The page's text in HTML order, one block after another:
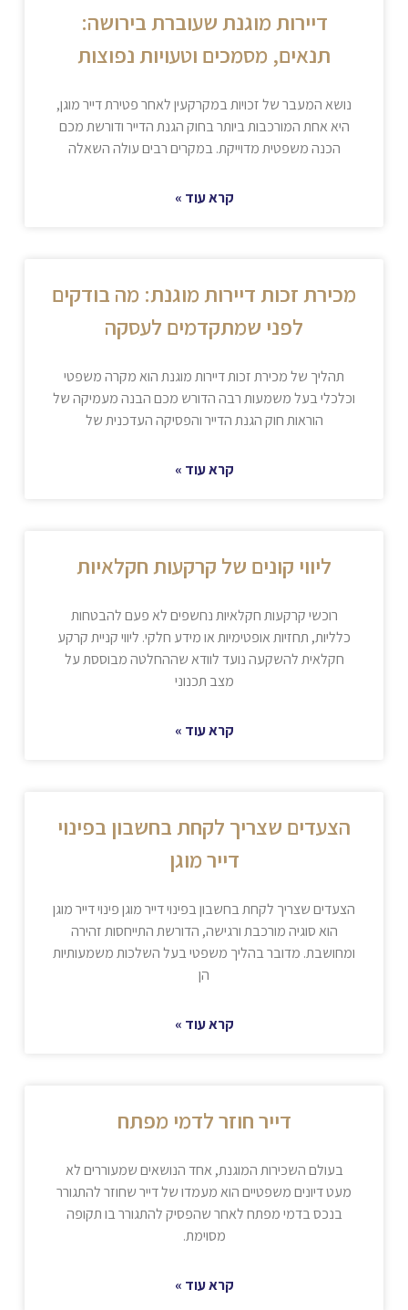
דיירות מוגנת שעוברת בירושה:
תנאים, מסמכים וטעויות נפוצות
נושא המעבר של זכויות במקרקעין לאחר פטירת דייר מוגן,
היא אחת המורכבות ביותר בחוק הגנת הדייר ודורשת מכם
הכנה משפטית מדוייקת. במקרים רבים עולה השאלה
קרא עוד »
מכירת זכות דיירות מוגנת: מה בודקים
לפני שמתקדמים לעסקה
תהליך של מכירת זכות דיירות מוגנת הוא מקרה משפטי
וכלכלי בעל משמעות רבה הדורש מכם הבנה מעמיקה של
הוראות חוק הגנת הדייר והפסיקה העדכנית של
קרא עוד »
ליווי קונים של קרקעות חקלאיות
רוכשי קרקעות חקלאיות נחשפים לא פעם להבטחות
כלליות, תחזיות אופטימיות או מידע חלקי. ליווי קניית קרקע
חקלאית להשקעה נועד לוודא שההחלטה מבוססת על
מצב תכנוני
קרא עוד »
הצעדים שצריך לקחת בחשבון בפינוי
דייר מוגן
הצעדים שצריך לקחת בחשבון בפינוי דייר מוגן פינוי דייר מוגן
הוא סוגיה מורכבת ורגישה, הדורשת התייחסות זהירה
ומחושבת. מדובר בהליך משפטי בעל השלכות משמעותיות
הן
קרא עוד »
דייר חוזר לדמי מפתח
בעולם השכירות המוגנת, אחד הנושאים שמעוררים לא
מעט דיונים משפטיים הוא מעמדו של דייר שחוזר להתגורר
בנכס בדמי מפתח לאחר שהפסיק להתגורר בו תקופה
מסוימת.
קרא עוד »